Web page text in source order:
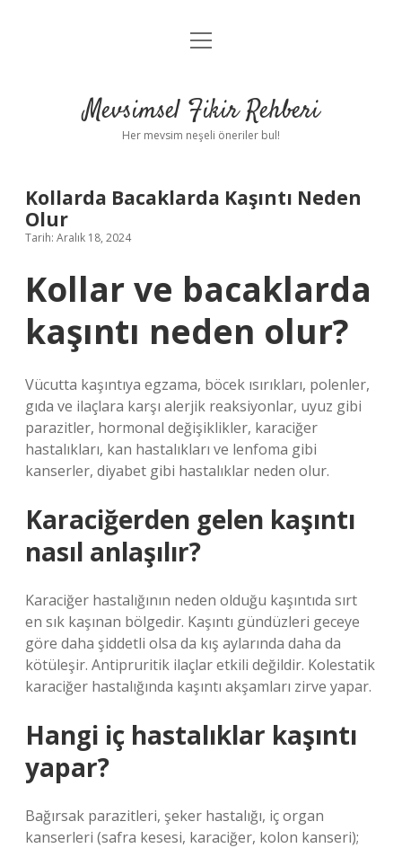
Anasayfa
Yasal Uyarı
menüyü
Mevsimsel Fikir Rehberi
Her mevsim neşeli öneriler bul!
Kollarda Bacaklarda Kaşıntı Neden
Olur
Tarih: Aralık 18, 2024
Kollar ve bacaklarda
kaşıntı neden olur?
Vücutta kaşıntıya egzama, böcek ısırıkları, polenler,
gıda ve ilaçlara karşı alerjik reaksiyonlar, uyuz gibi
parazitler, hormonal değişiklikler, karaciğer
hastalıkları, kan hastalıkları ve lenfoma gibi
kanserler, diyabet gibi hastalıklar neden olur.
Karaciğerden gelen kaşıntı
nasıl anlaşılır?
Karaciğer hastalığının neden olduğu kaşıntıda sırt
en sık kaşınan bölgedir. Kaşıntı gündüzleri geceye
göre daha şiddetli olsa da kış aylarında daha da
kötüleşir. Antipruritik ilaçlar etkili değildir. Kolestatik
karaciğer hastalığında kaşıntı akşamları zirve yapar.
Hangi iç hastalıklar kaşıntı
yapar?
Bağırsak parazitleri, şeker hastalığı, iç organ
kanserleri (safra kesesi, karaciğer, kolon kanseri);